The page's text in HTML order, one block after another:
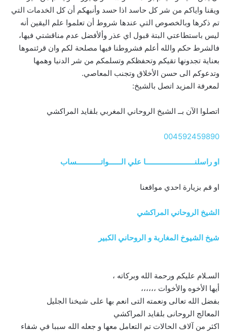
ويقنا واياكم من شر كل حاسد اذا حسد وأنبهكم أن كل الخدمات التي
تم ذكرها وبالخصوص التي عندها شروط أن تعلموا علم اليقين أنه
ليس باستطاعتي البتة قبول اي عذر وألأفضل عدم مناقشتي فيها،
فالشرط حكم والله أعلم فشروطنا فيها مصلحة لكم وان قرئتموها
بعناية تجدونها تقيكم وتحفظكم وتسلمكم من شر الدنيا وهمها
وتدعوكم الى حسن الأخلاق وتجنب المعاصي.
لمعرفة المزيد اتصل بالشيخ:
اتصلوا الآن بــ الشيخ الروحاني المغربي بلقايد المراكشي
004592459890
او راسلنــــــــــــــــــــــــا علي الــــــواتــــــــــــساب
او قم بزيارة احدي مواقعنا
الشيخ الروحاني المراكشي
شيخ الشيوخ المغاربة و الروحاني الكبير
السـلام عليكم ورحمة الله وبركاته ،
أيها الأخوه والأخوات ،،،،،،
بفضل الله تعالى ونعمته التى انعم بها على شيخنا الجليل
المعالج الروحانى بلقايد المراكشي
اكثر من آلاف الحالات تم التعامل معها و جعله الله سببا في شفاء